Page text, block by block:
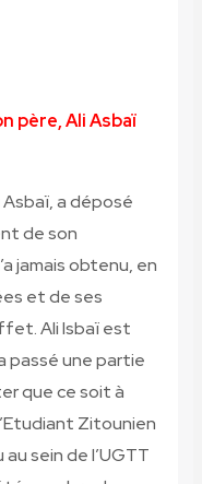
père, Ali Asbaï
Asbaï, a déposé
de son
jamais obtenu, en
et de ses
Ali Isbaï est
passé une partie
que ce soit à
Zitounien
sein de l’UGTT